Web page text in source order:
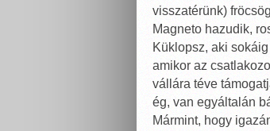
visszatérünk)
Magneto hazudik,
Küklopsz, aki
amikor az
vállára téve
ég, van egyáltalán
Mármint, hogy